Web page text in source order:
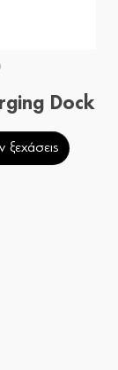
Dock
ξεχάσεις